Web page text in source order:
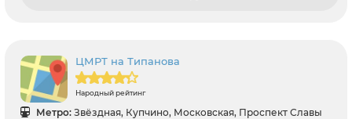
ЦМРТ на Типанова
Народный рейтинг
Метро: Звёздная, Купчино, Московская, Проспект Славы